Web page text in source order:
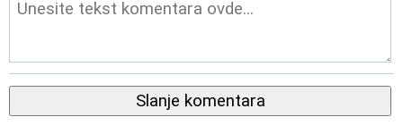
Slanje komentara